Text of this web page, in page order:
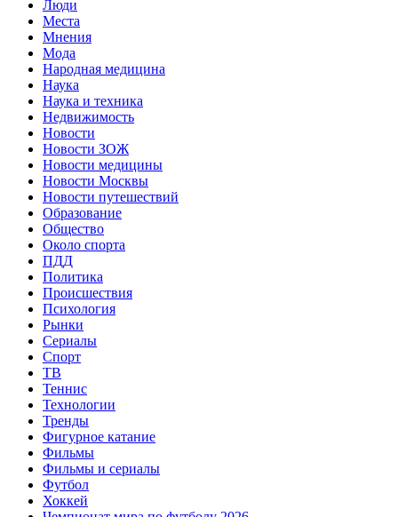
Люди
Места
Мнения
Мода
Народная медицина
Наука
Наука и техника
Недвижимость
Новости
Новости ЗОЖ
Новости медицины
Новости Москвы
Новости путешествий
Образование
Общество
Около спорта
ПДД
Политика
Происшествия
Психология
Рынки
Сериалы
Спорт
ТВ
Теннис
Технологии
Тренды
Фигурное катание
Фильмы
Фильмы и сериалы
Футбол
Хоккей